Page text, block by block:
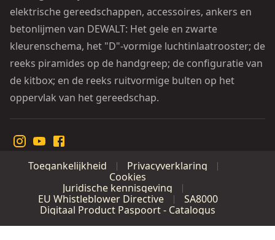
elektrische gereedschappen, accessoires, ankers en
betonlijmen van DEWALT: Het gele en zwarte
kleurenschema, het "D"-vormige luchtinlaatrooster; de
reeks piramides op de handgreep; de configuratie van
de kitbox; en de reeks ruitvormige bulten op het
oppervlak van het gereedschap.
Toegankelijkheid
Privacyverklaring
Cookies
Juridische kennisgeving
EU Whistleblower Directive
SA8000
Digitaal Product Paspoort - Catalogus